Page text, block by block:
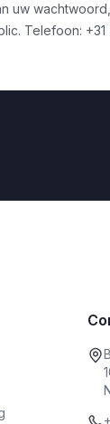
uw
Telefoon: